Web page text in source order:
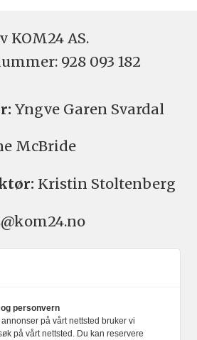
KOM24 AS.
928 093 182
Yngve Garen Svardal
McBride
Kristin Stoltenberg
personvern
på vårt nettsted bruker vi
på vårt nettsted. Du kan reservere